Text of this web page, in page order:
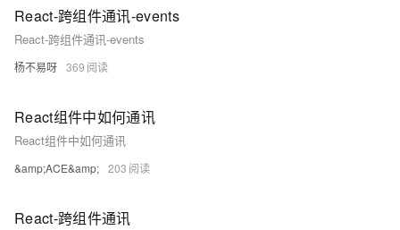
React-跨组件通讯-events
React-跨组件通讯-events
杨不易呀 369
React组件中如何通讯
React组件中如何通讯
&amp;ACE&amp; 203
React-跨组件通讯